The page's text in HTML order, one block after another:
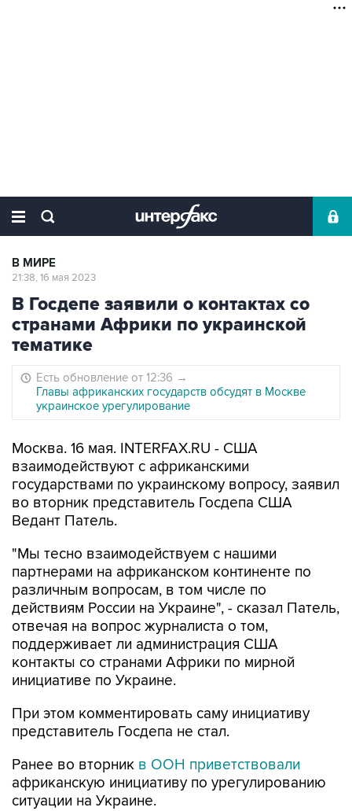
В МИРЕ
21:38, 16 мая 2023
В Госдепе заявили о контактах со
странами Африки по украинской
тематике
Есть обновление от 12:36 →
Главы африканских государств обсудят в Москве
украинское урегулирование
Москва. 16 мая. INTERFAX.RU - США
взаимодействуют с африканскими
государствами по украинскому вопросу, заявил
во вторник представитель Госдепа США
Ведант Патель.
"Мы тесно взаимодействуем с нашими
партнерами на африканском континенте по
различным вопросам, в том числе по
действиям России на Украине", - сказал Патель,
отвечая на вопрос журналиста о том,
поддерживает ли администрация США
контакты со странами Африки по мирной
инициативе по Украине.
При этом комментировать саму инициативу
представитель Госдепа не стал.
Ранее во вторник в ООН приветствовали
африканскую инициативу по урегулированию
ситуации на Украине.